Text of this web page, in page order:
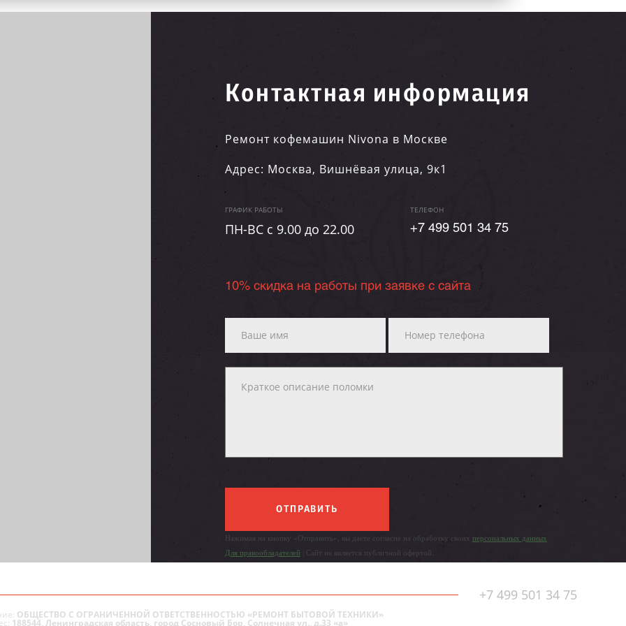
Контактная информация
Ремонт кофемашин Nivona в Москве
Адрес: Москва, Вишнёвая улица, 9к1
ГРАФИК РАБОТЫ
ПН-ВC c 9.00 до 22.00
ТЕЛЕФОН
+7 499 501 34 75
10% скидка на работы при заявке с сайта
ОТПРАВИТЬ
Нажимая на кнопку «Отправить», вы даете согласие на обработку своих персональных данных
Для правообладателей | Сайт не является публичной офертой.
+7 499 501 34 75
ОБЩЕСТВО С ОГРАНИЧЕННОЙ ОТВЕТСТВЕННОСТЬЮ «РЕМОНТ БЫТОВОЙ ТЕХНИКИ»
188544, Ленинградская область, город Сосновый Бор, Солнечная ул., д.33 «а»